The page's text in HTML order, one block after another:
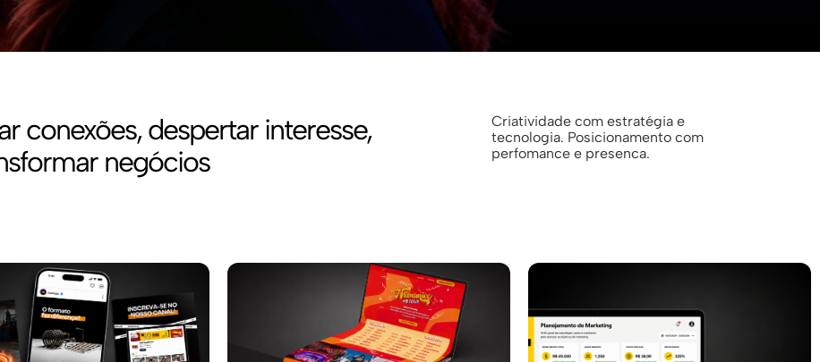
conexões, despertar interesse,
negócios
Criatividade com estratégia e
tecnologia. Posicionamento com
perfomance e presenca.